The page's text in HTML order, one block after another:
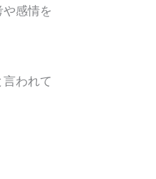
感情を
われて